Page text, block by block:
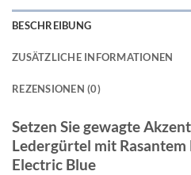
BESCHREIBUNG
ZUSÄTZLICHE INFORMATIONEN
REZENSIONEN (0)
Setzen Sie gewagte
Ledergürtel mit
Electric Blue